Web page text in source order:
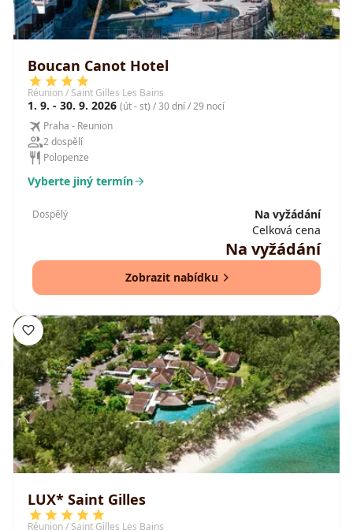
Boucan Canot Hotel
Réunion / Saint Gilles Les Bains
1. 9. - 30. 9. 2026 (út - st) / 30 dní / 29 nocí
Praha - Reunion
2 dospělí
Polopenze
Vyberte jiný termín
Dospělý
Na vyžádání
Celková cena
Na vyžádání
Zobrazit nabídku
LUX* Saint Gilles
Réunion / Saint Gilles Les Bains